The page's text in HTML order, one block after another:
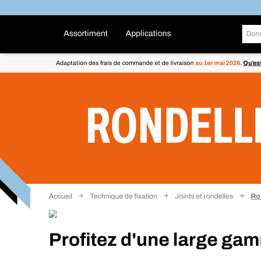
Assortiment Applications
Adaptation des frais de commande et de livraison au 1er mai 2026.
Accueil Technique de fixation Joints et rondelles
Profitez d'une large